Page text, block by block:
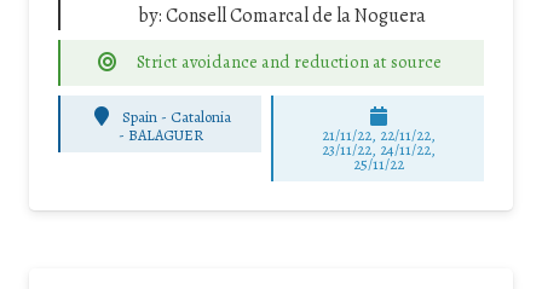
by:Consell Comarcal de la Noguera
Strict avoidance and reduction at source
Spain - Catalonia
- BALAGUER 21/11/22, 22/11/22,
23/11/22, 24/11/22,
25/11/22